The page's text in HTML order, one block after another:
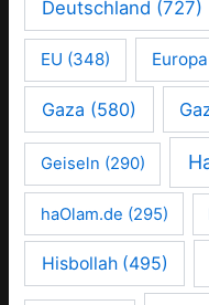
Deutschland (727)
EU (348) Europa
Gaza (580)
Geiseln (290)
haOlam.de (295)
Hisbollah(495)